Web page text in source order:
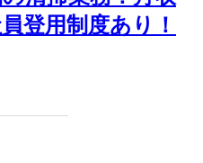
登用制度あり！